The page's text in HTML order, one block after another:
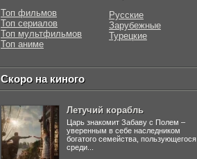
Топ фильмов
Топ сериалов
Топ мультфильмов
Топ аниме
Русские
Зарубежные
Турецкие
Скоро на киного
Летучий корабль
Царь знакомит Забаву с Полем –
уверенным в себе наследником
богатого семейства, пользующегося
среди...